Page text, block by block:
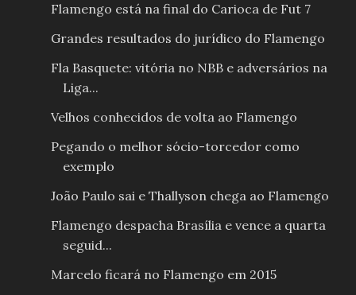
Flamengo está na final do Carioca de Fut 7
Grandes resultados do jurídico do Flamengo
Fla Basquete: vitória no NBB e adversários na
Liga...
Velhos conhecidos de volta ao Flamengo
Pegando o melhor sócio-torcedor como
exemplo
João Paulo sai e Thallyson chega ao Flamengo
Flamengo despacha Brasília e vence a quarta
seguid...
Marcelo ficará no Flamengo em 2015